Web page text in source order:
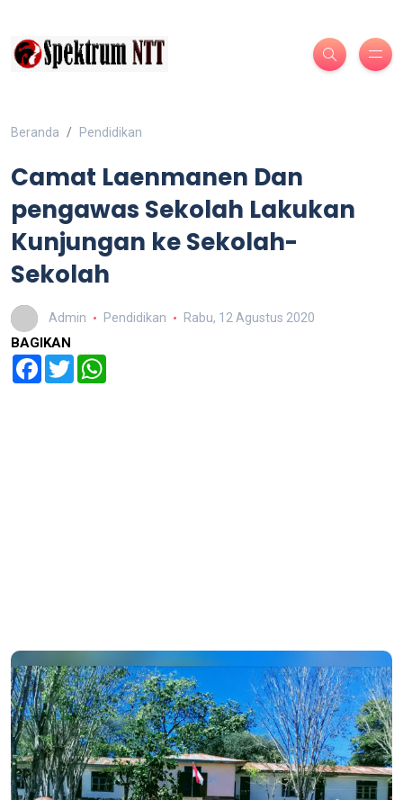
Beranda Pendidikan
Camat Laenmanen Dan
pengawas Sekolah Lakukan
Kunjungan ke Sekolah-
Sekolah
Admin Pendidikan Rabu, 12 Agustus 2020
BAGIKAN
Facebook
Twitter